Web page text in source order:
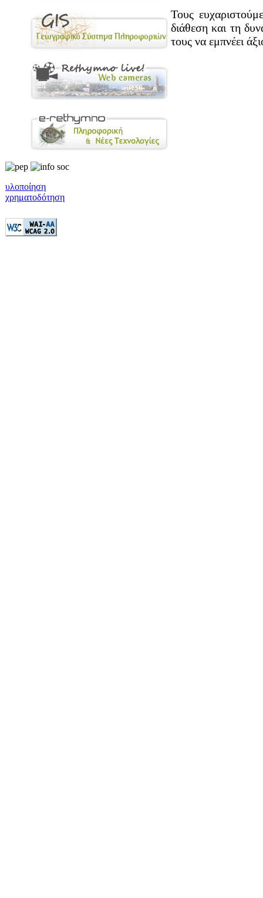
υλοποίηση
χρηματοδότηση
Τους
διάθεση και τη
τους να εμπνέει